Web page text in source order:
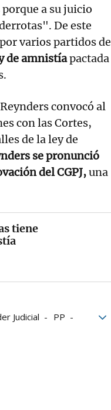
a su juicio
De este
varios partidos de
de amnistíapactada
convocó al
con las Cortes,
de la ley de
se pronunció
del CGPJ,una
tiene
Judicial
PP